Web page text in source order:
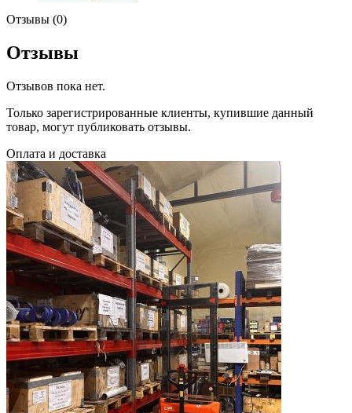
Отзывы (0)
Отзывы
Отзывов пока нет.
Только зарегистрированные клиенты, купившие данный
товар, могут публиковать отзывы.
Оплата и доставка